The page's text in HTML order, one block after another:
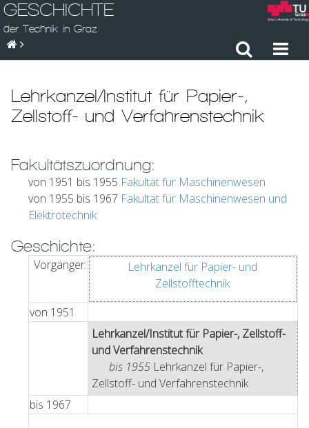
GESCHICHTE
der Technik in Graz
Lehrkanzel/Institut für Papier-,
Zellstoff- und Verfahrenstechnik
Fakultätszuordnung:
von 1951 bis 1955 Fakultät für Maschinenwesen
von 1955 bis 1967 Fakultät für Maschinenwesen und
Elektrotechnik
Geschichte:
Vorgänger:
Lehrkanzel für Papier- und
Zellstofftechnik
von 1951
Lehrkanzel/Institut für Papier-, Zellstoff-
und Verfahrenstechnik
bis 1955 Lehrkanzel für Papier-,
Zellstoff- und Verfahrenstechnik
bis 1967